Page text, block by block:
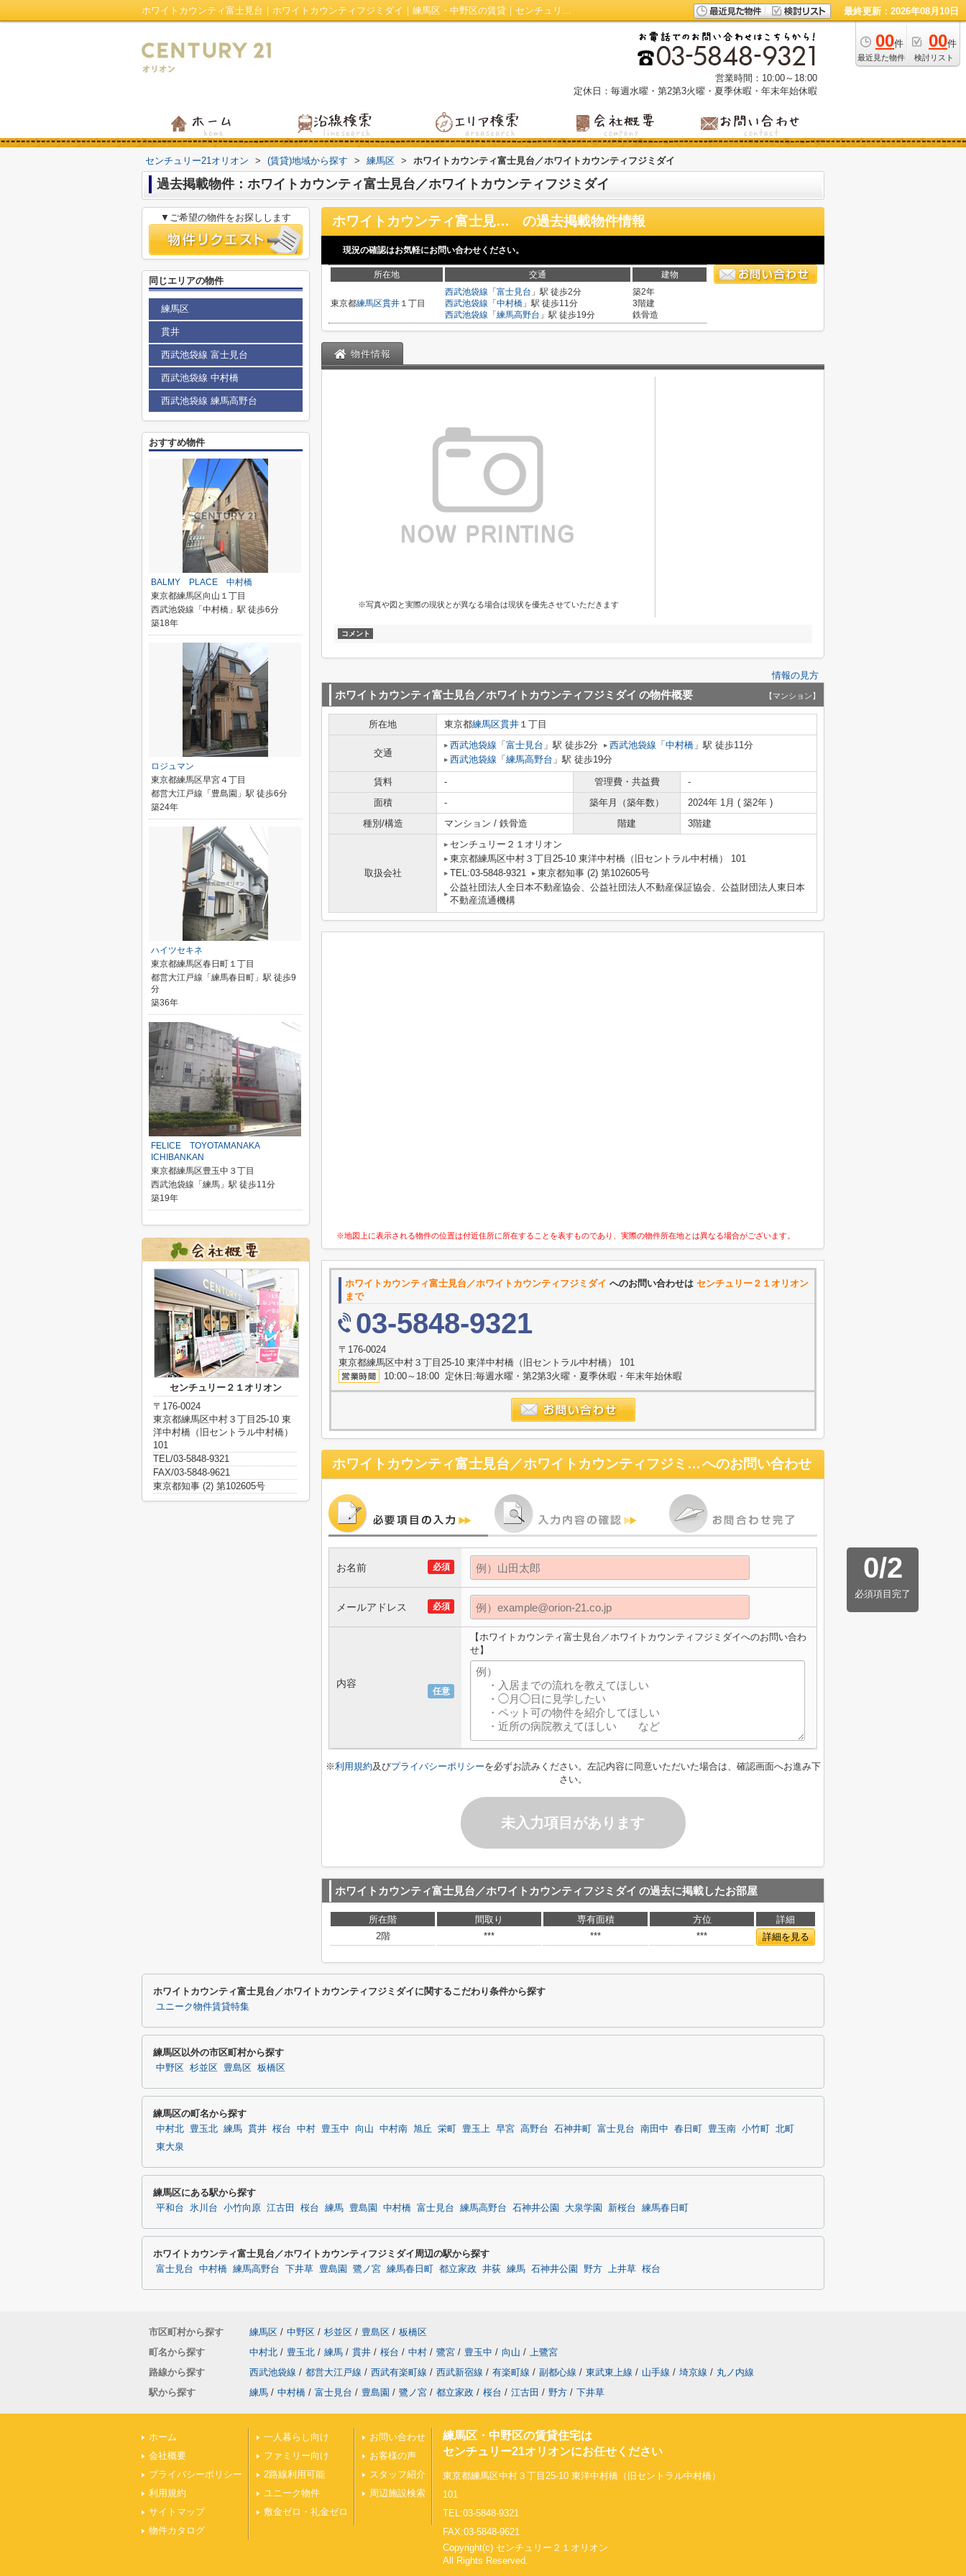
ホワイトカウンティ富士見台｜ホワイトカウンティフジミダイ｜練馬区・中野区の賃貸｜センチュリー21オリオン 最終更新：2026年08月10日
00件
最近見た物件
00件
検討リスト
営業時間：10:00～18:00
定休日：毎週水曜・第2第3火曜・夏季休暇・年末年始休暇
センチュリー21オリオン > (賃貸)地域から探す > 練馬区 > ホワイトカウンティ富士見台／ホワイトカウンティフジミダイ
過去掲載物件：ホワイトカウンティ富士見台／ホワイトカウンティフジミダイ
ホワイトカウンティ富士見台／ホワイトカウンティフジミダイ の過去掲載物件情報
現況の確認はお気軽にお問い合わせください。
所在地 交通 建物
東京都練馬区貫井 １丁目
西武池袋線 「 富士見台 」駅 徒歩2分
西武池袋線 「 中村橋 」駅 徒歩11分
西武池袋線 「 練馬高野台 」駅 徒歩19分
築2年
3階建
鉄骨造
物件情報
※写真や図と実際の現状とが異なる場合は現状を優先させていただきます
コメント
情報の見方
ホワイトカウンティ富士見台／ホワイトカウンティフジミダイ の物件概要 【マンション】
所在地 東京都練馬区貫井 １丁目
交通
西武池袋線 「 富士見台 」駅 徒歩2分 西武池袋線 「 中村橋 」駅 徒歩11分
西武池袋線 「 練馬高野台 」駅 徒歩19分
賃料 - 管理費・共益費
-
面積
- 築年月（築年数）
2024年 1月 ( 築2年 )
種別/構造
マンション / 鉄骨造 階建 3階建
取扱会社
センチュリー２１オリオン
東京都練馬区中村３丁目25-10 東洋中村橋（旧セントラル中村橋） 101
TEL:03-5848-9321
東京都知事 (2) 第102605号
公益社団法人全日本不動産協会、公益社団法人不動産保証協会、公益財団法人東日本
不動産流通機構
※地図上に表示される物件の位置は付近住所に所在することを表すものであり、実際の物件所在地とは異なる場合がございます。
ホワイトカウンティ富士見台／ホワイトカウンティフジミダイ へのお問い合わせは センチュリー２１オリオン
まで
03-5848-9321
〒176-0024
東京都練馬区中村３丁目25-10 東洋中村橋（旧セントラル中村橋） 101
10:00～18:00 定休日:毎週水曜・第2第3火曜・夏季休暇・年末年始休暇
ホワイトカウンティ富士見台／ホワイトカウンティフジミダイへのお問い合わせ
0/2
必須項目完了
必須
お名前
必須
メールアドレス
任意
内容
【ホワイトカウンティ富士見台／ホワイトカウンティフジミダイへのお問い合わ
せ】
※利用規約及びプライバシーポリシーを必ずお読みください。左記内容に同意いただいた場合は、確認画面へお進み下
さい。
未入力項目があります
ホワイトカウンティ富士見台／ホワイトカウンティフジミダイ の過去に掲載したお部屋
所在階 間取り 専有面積 方位
詳細
2階
*** *** *** 詳細を見る
▼ご希望の物件をお探しします
同じエリアの物件
練馬区
貫井
西武池袋線 富士見台
西武池袋線 中村橋
西武池袋線 練馬高野台
おすすめ物件
BALMY PLACE 中村橋
東京都練馬区向山１丁目
西武池袋線「中村橋」駅 徒歩6分
築18年
ロジュマン
東京都練馬区早宮４丁目
都営大江戸線「豊島園」駅 徒歩6分
築24年
ハイツセキネ
東京都練馬区春日町１丁目
都営大江戸線「練馬春日町」駅 徒歩9
分
築36年
FELICE TOYOTAMANAKA
ICHIBANKAN
東京都練馬区豊玉中３丁目
西武池袋線「練馬」駅 徒歩11分
築19年
センチュリー２１オリオン
〒176-0024
東京都練馬区中村３丁目25-10 東
洋中村橋（旧セントラル中村橋）
101
TEL/03-5848-9321
FAX/03-5848-9621
東京都知事 (2) 第102605号
ホワイトカウンティ富士見台／ホワイトカウンティフジミダイに関するこだわり条件から探す
ユニーク物件賃貸特集
練馬区以外の市区町村から探す
中野区 杉並区 豊島区 板橋区
練馬区の町名から探す
中村北 豊玉北 練馬 貫井 桜台 中村 豊玉中 向山 中村南 旭丘 栄町 豊玉上 早宮 高野台 石神井町 富士見台 南田中 春日町 豊玉南 小竹町
北町
東大泉
練馬区にある駅から探す
平和台 氷川台 小竹向原 江古田 桜台 練馬 豊島園 中村橋 富士見台 練馬高野台 石神井公園 大泉学園 新桜台 練馬春日町
ホワイトカウンティ富士見台／ホワイトカウンティフジミダイ周辺の駅から探す
富士見台 中村橋 練馬高野台 下井草 豊島園 鷺ノ宮 練馬春日町 都立家政 井荻 練馬 石神井公園 野方 上井草 桜台
市区町村から探す 練馬区 / 中野区 / 杉並区 / 豊島区 / 板橋区
町名から探す
中村北 / 豊玉北 / 練馬 / 貫井 / 桜台 / 中村 / 鷺宮 / 豊玉中 / 向山 / 上鷺宮
路線から探す
西武池袋線 / 都営大江戸線 / 西武有楽町線 / 西武新宿線 / 有楽町線 / 副都心線 / 東武東上線 / 山手線 / 埼京線 / 丸ノ内線
駅から探す
練馬 / 中村橋 / 富士見台 / 豊島園 / 鷺ノ宮 / 都立家政 / 桜台 / 江古田 / 野方 / 下井草
ホーム
会社概要
プライバシーポリシー
利用規約
サイトマップ
物件カタログ
一人暮らし向け
ファミリー向け
2路線利用可能
ユニーク物件
敷金ゼロ・礼金ゼロ
お問い合わせ
お客様の声
スタッフ紹介
周辺施設検索
練馬区・中野区の賃貸住宅は
センチュリー21オリオンにお任せください
東京都練馬区中村３丁目25-10 東洋中村橋（旧セントラル中村橋）
101
TEL:03-5848-9321
FAX:03-5848-9621
Copyright(c) センチュリー２１オリオン
All Rights Reserved.